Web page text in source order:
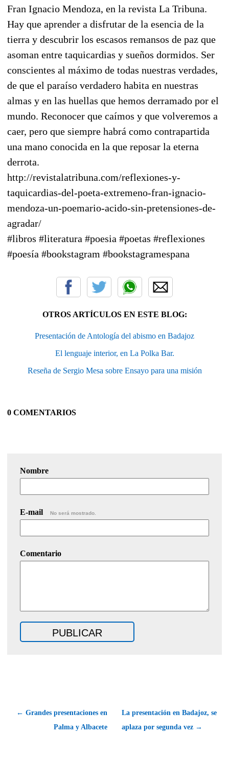
Fran Ignacio Mendoza, en la revista La Tribuna.
Hay que aprender a disfrutar de la esencia de la
tierra y descubrir los escasos remansos de paz que
asoman entre taquicardias y sueños dormidos. Ser
conscientes al máximo de todas nuestras verdades,
de que el paraíso verdadero habita en nuestras
almas y en las huellas que hemos derramado por el
mundo. Reconocer que caímos y que volveremos a
caer, pero que siempre habrá como contrapartida
una mano conocida en la que reposar la eterna
derrota.
http://revistalatribuna.com/reflexiones-y-
taquicardias-del-poeta-extremeno-fran-ignacio-
mendoza-un-poemario-acido-sin-pretensiones-de-
agradar/
#libros #literatura #poesia #poetas #reflexiones
#poesía #bookstagram #bookstagramespana
OTROS ARTÍCULOS EN ESTE BLOG:
Presentación de Antología del abismo en Badajoz
El lenguaje interior, en La Polka Bar.
Reseña de Sergio Mesa sobre Ensayo para una misión
0 COMENTARIOS
Nombre
E-mail No será mostrado.
Comentario
← Grandes presentaciones en
Palma y Albacete
La presentación en Badajoz, se
aplaza por segunda vez →